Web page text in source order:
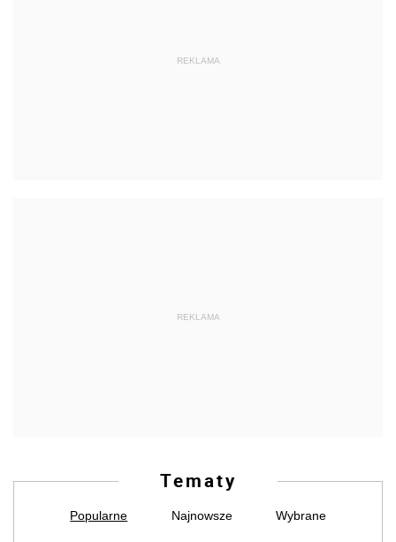
REKLAMA
REKLAMA
Tematy
Popularne Najnowsze Wybrane